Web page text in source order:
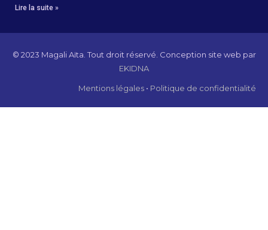
Lire la suite »
© 2023 Magali Aïta. Tout droit réservé. Conception site web par
EKIDNA
Mentions légales • Politique de confidentialité